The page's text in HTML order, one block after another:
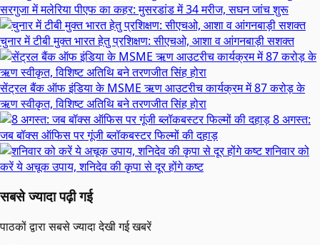
सरगुजा में मलेरिया पीएफ का कहर: मुसरडांड में 34 मरीज, सघन जांच शुरू
चुनार में टीबी मुक्त भारत हेतु प्रशिक्षण: सीएचओ, आशा व आंगनबाड़ी सशक्त
सेंट्रल बैंक ऑफ इंडिया के MSME ऋण आउटरीच कार्यक्रम में 87 करोड़ के
ऋण स्वीकृत, विशिष्ट अतिथि बने तरणजीत सिंह होरा
8 अगस्त:
जब बॉक्स ऑफिस पर गूंजी ब्लॉकबस्टर फिल्मों की दहाड़
शनिवार को
करें ये अचूक उपाय, शनिदेव की कृपा से दूर होंगे कष्ट
सबसे ज्यादा पढ़ी गई
पाठकों द्वारा सबसे ज्यादा देखी गई खबरें